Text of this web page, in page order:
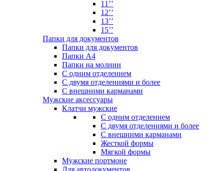
11’’
12’’
13’’
15’’
Папки для документов
Папки для документов
Папки А4
Папки на молнии
С одним отделением
С двумя отделениями и более
С внешними карманами
Мужские аксессуары
Клатчи мужские
С одним отделением
С двумя отделениями и более
С внешними карманами
Жесткой формы
Мягкой формы
Мужские портмоне
Для автодокументов